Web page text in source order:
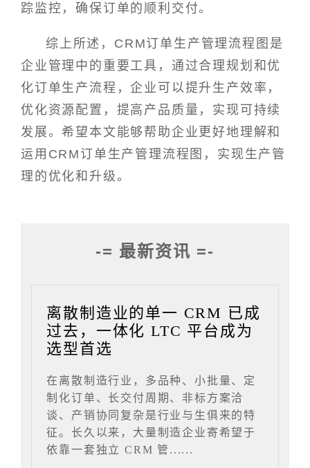
踪监控，确保订单的顺利交付。
综上所述，CRM订单生产管理流程图是
企业管理中的重要工具，通过合理规划和优
化订单生产流程，企业可以提升生产效率，
优化资源配置，提高产品质量，实现可持续
发展。希望本文能够帮助企业更好地理解和
运用CRM订单生产管理流程图，实现生产管
理的优化和升级。
-= 最新资讯 =-
离散制造业的单一 CRM 已成
过去，一体化 LTC 平台成为
选型首选
在离散制造行业，多品种、小批量、定
制化订单、长交付周期、非标方案洽
谈、产销协同复杂是行业与生俱来的特
征。长久以来，大量制造企业寄希望于
依靠一套独立 CRM 管......